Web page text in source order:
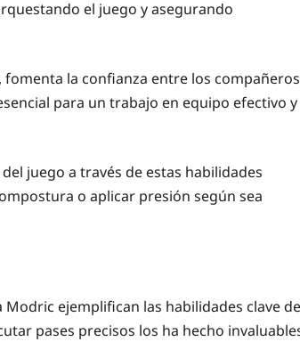
el juego y asegurando
la confianza entre los
para un trabajo en equipo efectivo y
juego a través de estas habilidades
o aplicar presión según sea
ejemplifican las habilidades clave de
pases precisos los ha hecho